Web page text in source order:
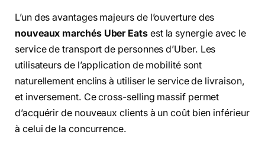
L’un des avantages majeurs de l’ouverture des
nouveaux marchés Uber Eatsest la synergie avec le
service de transport de personnes d’Uber. Les
utilisateurs de l’application de mobilité sont
naturellement enclins à utiliser le service de livraison,
et inversement. Ce cross-selling massif permet
d’acquérir de nouveaux clients à un coût bien inférieur
à celui de la concurrence.